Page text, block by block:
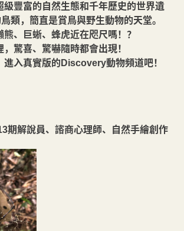
級豐富的自然生態和千年歷史的世界遺
類，簡直是賞鳥與野生動物的天堂。
、巨蜥、蜂虎近在咫尺嗎！？
驚喜、驚嚇隨時都會出現！
進入真實版的Discovery動物頻道吧！
期解說員、諮商心理師、自然手繪創作